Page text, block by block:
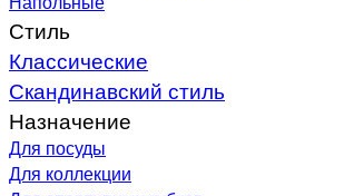
Стиль
Классические
Скандинавский стиль
Назначение
Для посуды
Для коллекции